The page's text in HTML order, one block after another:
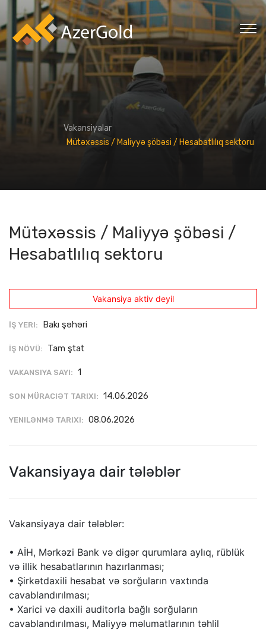
Vakansiyalar
Mütəxəssis / Maliyyə şöbəsi / Hesabatlılıq sektoru
Mütəxəssis / Maliyyə şöbəsi /
Hesabatlılıq sektoru
Vakansiya aktiv deyil
İŞ YERI: Bakı şəhəri
İŞ NÖVÜ: Tam ştat
VAKANSIYA SAYI: 1
SON MÜRACIƏT TARIXI: 14.06.2026
YENILƏNMƏ TARIXI: 08.06.2026
Vakansiyaya dair tələblər
Vakansiyaya dair tələblər:
• AİH, Mərkəzi Bank və digər qurumlara aylıq, rüblük
və illik hesabatlarının hazırlanması;
• Şirkətdaxili hesabat və sorğuların vaxtında
cavablandırılması;
• Xarici və daxili auditorla bağlı sorğuların
cavablandırılması, Maliyyə məlumatlarının təhlil